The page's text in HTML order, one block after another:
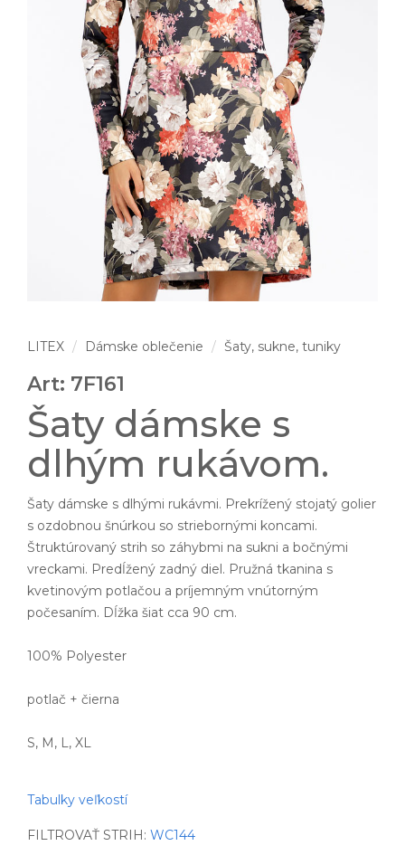
LITEX Dámske oblečenie Šaty, sukne, tuniky
Art: 7F161
Šaty dámske s
dlhým rukávom.
Šaty dámske s dlhými rukávmi. Prekrížený stojatý golier
s ozdobnou šnúrkou so striebornými koncami.
Štruktúrovaný strih so záhybmi na sukni a bočnými
vreckami. Predĺžený zadný diel. Pružná tkanina s
kvetinovým potlačou a príjemným vnútorným
počesaním. Dĺžka šiat cca 90 cm.
100% Polyester
potlač + čierna
S, M, L, XL
Tabulky veľkostí
FILTROVAŤ STRIH: WC144